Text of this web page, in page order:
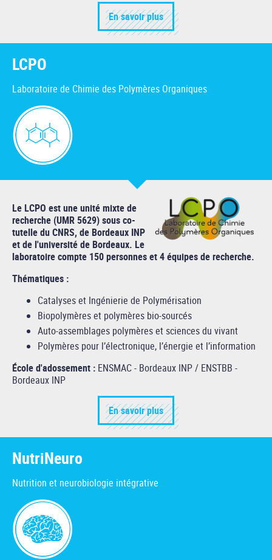
En savoir plus
LCPO
Laboratoire de Chimie des Polymères Organiques
Le LCPO est une unité mixte de
recherche (UMR 5629) sous co-
tutelle du CNRS, de Bordeaux INP
et de l'université de Bordeaux. Le
laboratoire compte 150 personnes et 4 équipes de recherche.
Thématiques :
Catalyses et Ingénierie de Polymérisation
Biopolymères et polymères bio-sourcés
Auto-assemblages polymères et sciences du vivant
Polymères pour l’électronique, l’énergie et l’information
École d'adossement : ENSMAC - Bordeaux INP / ENSTBB -
Bordeaux INP
En savoir plus
NutriNeuro
Nutrition et neurobiologie intégrative